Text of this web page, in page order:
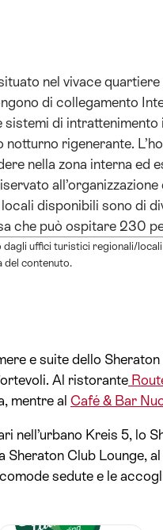
nel vivace
di collegamento
di intrattenimento
rigenerante.
nella zona interna ed
disponibili sono di
che può ospitare 230
uffici turistici regionali/
del contenuto.
e suite dello
Al ristorante
mentre al Café & Bar
nell’urbano Kreis 5, lo
Sheraton Club Lounge,
sedute e le